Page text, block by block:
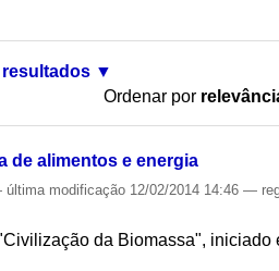
resultados
Ordenar por
de alimentos e energia
última modificação 12/02/2014 14:46—
da Biomassa",